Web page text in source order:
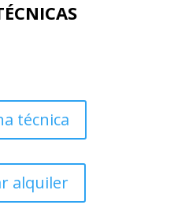
técnica
alquiler